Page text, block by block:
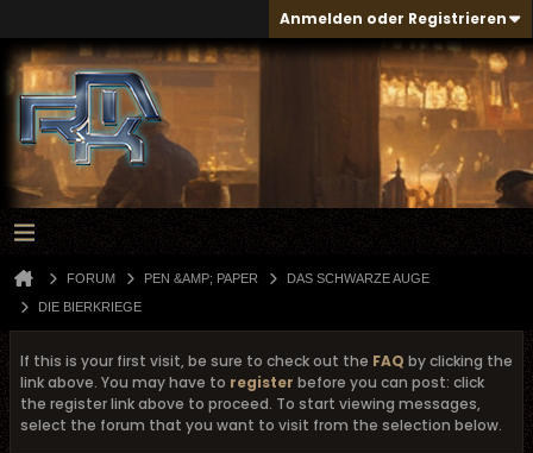
Anmelden oder Registrieren
FORUM PEN &AMP; PAPER
DAS SCHWARZE AUGE
DIE BIERKRIEGE
If this is your first visit, be sure to check out the FAQ by clicking the
link above. You may have to register before you can post: click
the register link above to proceed. To start viewing messages,
select the forum that you want to visit from the selection below.